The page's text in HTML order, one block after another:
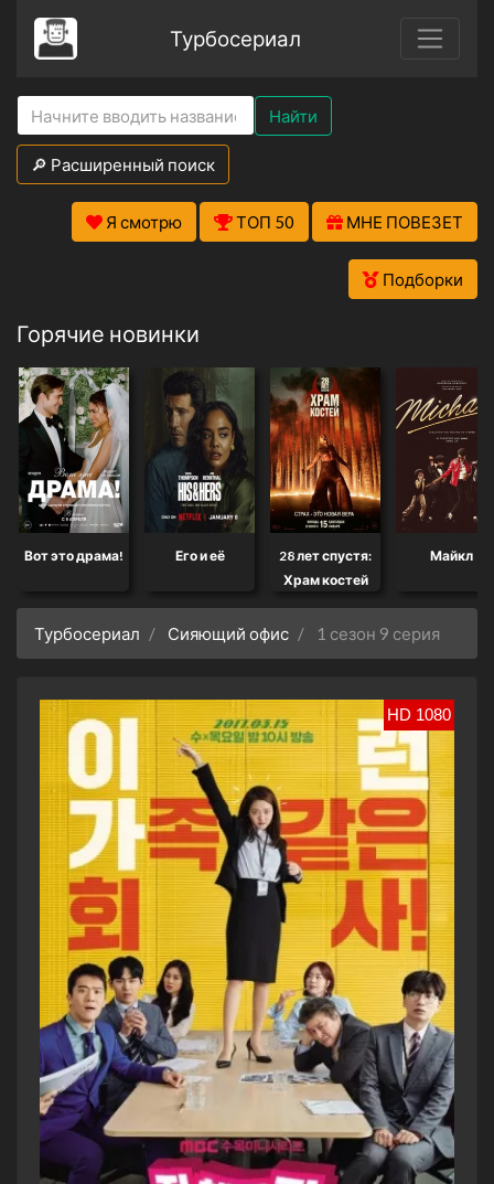
Турбосериал
Найти
🔎 Расширенный поиск
Я смотрю ТОП 50 МНЕ ПОВЕЗЕТ
Подборки
Горячие новинки
Вот это драма! Его и её
28 лет спустя:
Храм костей
Майкл
Турбосериал Сияющий офис 1 сезон 9 серия
HD 1080